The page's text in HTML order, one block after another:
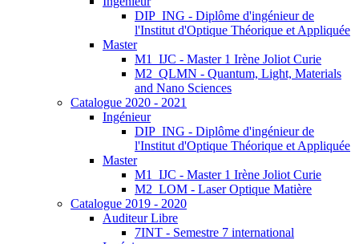
DIP_ING - Diplôme d'ingénieur de
l'Institut d'Optique Théorique et Appliquée
Master
M1_IJC - Master 1 Irène Joliot Curie
M2_QLMN - Quantum, Light, Materials
and Nano Sciences
Catalogue 2020 - 2021
Ingénieur
DIP_ING - Diplôme d'ingénieur de
l'Institut d'Optique Théorique et Appliquée
Master
M1_IJC - Master 1 Irène Joliot Curie
M2_LOM - Laser Optique Matière
Catalogue 2019 - 2020
Auditeur Libre
7INT - Semestre 7 international